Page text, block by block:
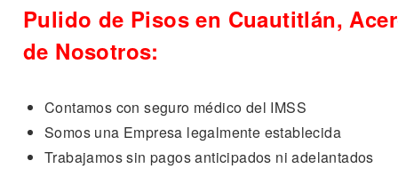
Pulido de Pisos en Cuautitlán,
de Nosotros:
Contamos con seguro médico del IMSS
Somos una Empresa legalmente establecida
Trabajamos sin pagos anticipados ni adelantados